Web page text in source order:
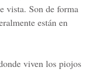
vista. Son de forma
están en
viven los piojos